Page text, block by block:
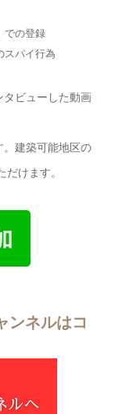
での登録
スパイ行為
ビューした動画
。建築可能地区の
けます。
ンネルはコ